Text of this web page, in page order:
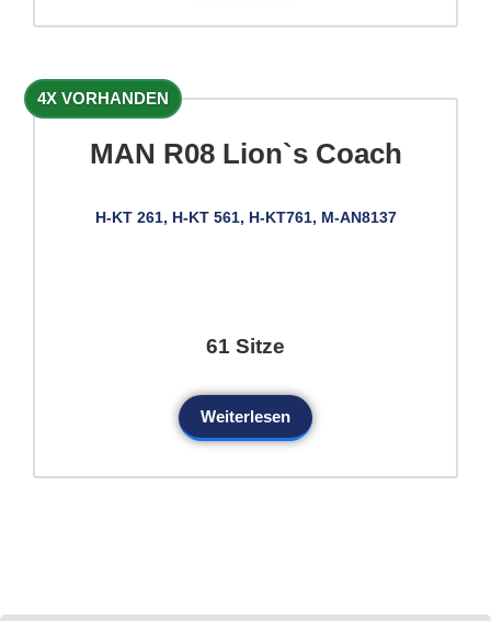
4X VORHANDEN
MAN R08 Lion`s Coach
H-KT 261, H-KT 561, H-KT761, M-AN8137
61 Sitze
Weiterlesen